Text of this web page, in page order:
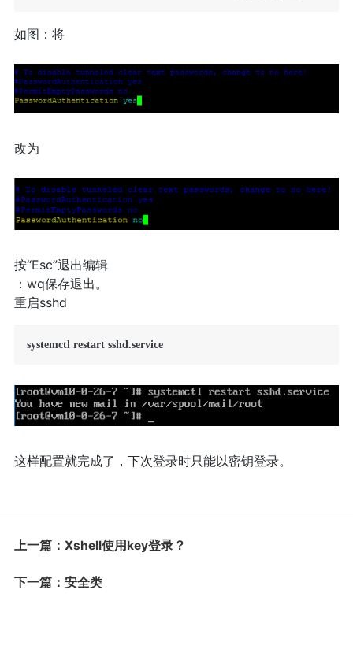
如图：将
改为
按“Esc”退出编辑
：wq保存退出。
重启sshd
systemctl restart sshd.service
这样配置就完成了，下次登录时只能以密钥登录。
上一篇：Xshell使用key登录？
下一篇：安全类